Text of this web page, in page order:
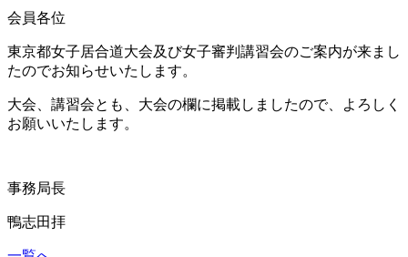
会員各位
東京都女子居合道大会及び女子審判講習会のご案内が来まし
たのでお知らせいたします。
大会、講習会とも、大会の欄に掲載しましたので、よろしく
お願いいたします。
事務局長
鴨志田拝